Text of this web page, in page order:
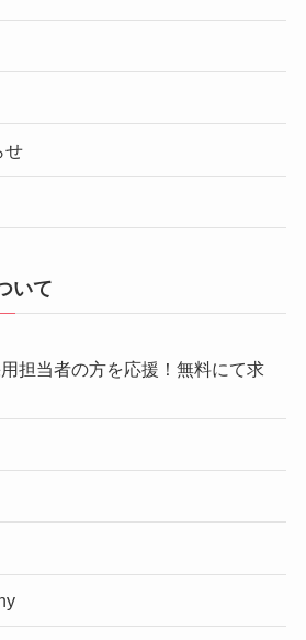
せ
いて
担当者の方を応援！無料にて求